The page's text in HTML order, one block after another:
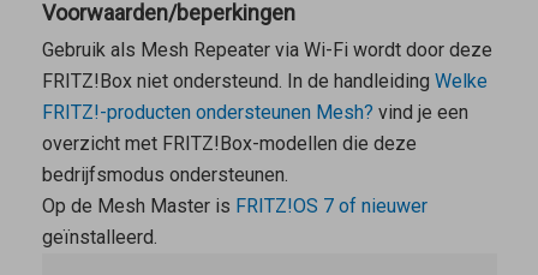
Voorwaarden/beperkingen
Gebruik als Mesh Repeatervia Wi-Fi wordt door deze
FRITZ!Box niet ondersteund. In de handleiding Welke
FRITZ!-producten ondersteunen Mesh? vind je een
overzicht met FRITZ!Box-modellen die deze
bedrijfsmodus ondersteunen.
Op de Mesh Masteris FRITZ!OS 7 of nieuwer
geïnstalleerd.